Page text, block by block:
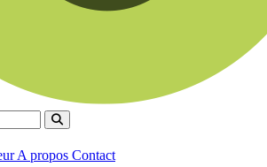
Rechercher
A propos Contact